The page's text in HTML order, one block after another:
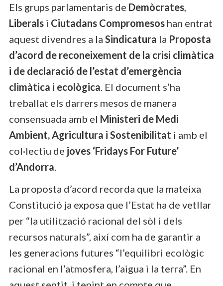
Els grups parlamentaris de Demòcrates,
Liberals i Ciutadans Compromesos han entrat
aquest divendres a la Sindicatura la Proposta
d’acord de reconeixement de la crisi climàtica
i de declaració de l’estat d’emergència
climàtica i ecològica. El document s’ha
treballat els darrers mesos de manera
consensuada amb el Ministeri de Medi
Ambient, Agricultura i Sostenibilitat i amb el
col·lectiu de joves ‘Fridays For Future’
d’Andorra.
La proposta d’acord recorda que la mateixa
Constitució ja exposa que l’Estat ha de vetllar
per “la utilització racional del sòl i dels
recursos naturals”, així com ha de garantir a
les generacions futures “l’equilibri ecològic
racional en l’atmosfera, l’aigua i la terra”. En